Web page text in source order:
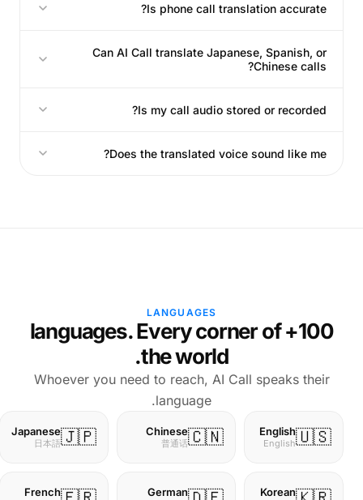
Is phone call translation accurate?
Can AI Call translate Japanese, Spanish, or
Chinese calls?
Is my call audio stored or recorded?
Does the translated voice sound like me?
LANGUAGES
100+ languages. Every corner of
the world.
Whoever you need to reach, AI Call speaks their
language.
🇺🇸
English
English
🇨🇳
Chinese
普通话
🇯🇵
Japanese
日本語
Korean
German
French